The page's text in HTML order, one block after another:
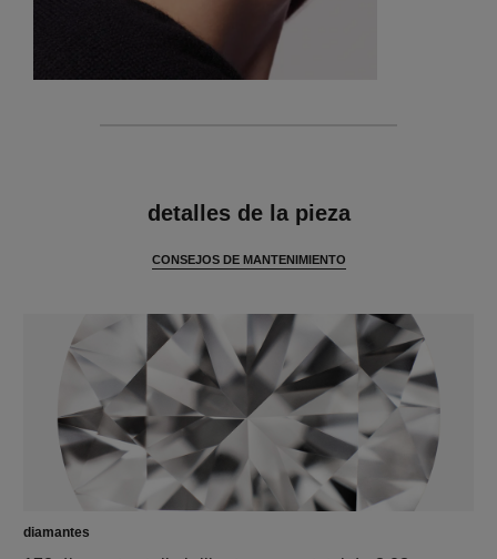
detalles de la pieza
CONSEJOS DE MANTENIMIENTO
diamantes